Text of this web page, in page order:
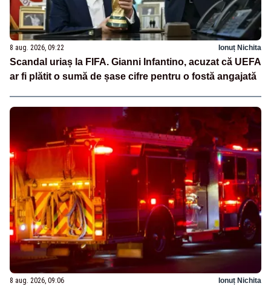
8 aug. 2026, 09:22 Ionuț Nichita
Scandal uriaș la FIFA. Gianni Infantino, acuzat că UEFA
ar fi plătit o sumă de șase cifre pentru o fostă angajată
8 aug. 2026, 09:06 Ionuț Nichita